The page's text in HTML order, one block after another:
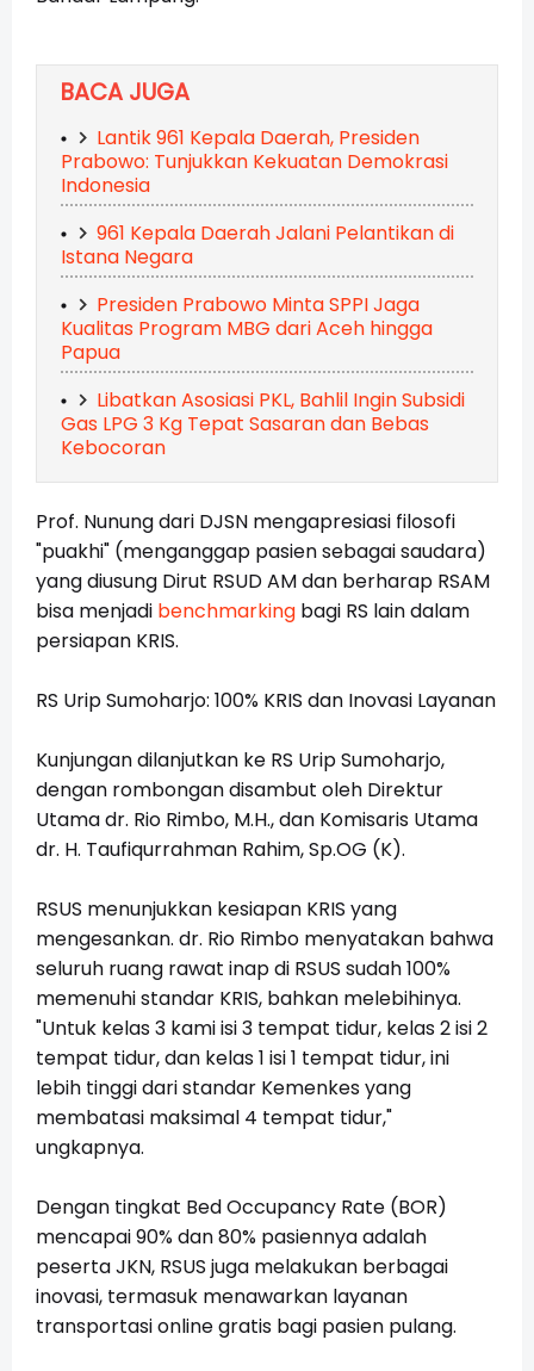
BACA JUGA
Lantik 961 Kepala Daerah, Presiden
Prabowo: Tunjukkan Kekuatan Demokrasi
Indonesia
961 Kepala Daerah Jalani Pelantikan di
Istana Negara
Presiden Prabowo Minta SPPI Jaga
Kualitas Program MBG dari Aceh hingga
Papua
Libatkan Asosiasi PKL, Bahlil Ingin Subsidi
Gas LPG 3 Kg Tepat Sasaran dan Bebas
Kebocoran
Prof. Nunung dari DJSN mengapresiasi filosofi
"puakhi" (menganggap pasien sebagai saudara)
yang diusung Dirut RSUD AM dan berharap RSAM
bisa menjadi benchmarking bagi RS lain dalam
persiapan KRIS.
RS Urip Sumoharjo: 100% KRIS dan Inovasi Layanan
Kunjungan dilanjutkan ke RS Urip Sumoharjo,
dengan rombongan disambut oleh Direktur
Utama dr. Rio Rimbo, M.H., dan Komisaris Utama
dr. H. Taufiqurrahman Rahim, Sp.OG (K).
RSUS menunjukkan kesiapan KRIS yang
mengesankan. dr. Rio Rimbo menyatakan bahwa
seluruh ruang rawat inap di RSUS sudah 100%
memenuhi standar KRIS, bahkan melebihinya.
"Untuk kelas 3 kami isi 3 tempat tidur, kelas 2 isi 2
tempat tidur, dan kelas 1 isi 1 tempat tidur, ini
lebih tinggi dari standar Kemenkes yang
membatasi maksimal 4 tempat tidur,"
ungkapnya.
Dengan tingkat Bed Occupancy Rate (BOR)
mencapai 90% dan 80% pasiennya adalah
peserta JKN, RSUS juga melakukan berbagai
inovasi, termasuk menawarkan layanan
transportasi online gratis bagi pasien pulang.